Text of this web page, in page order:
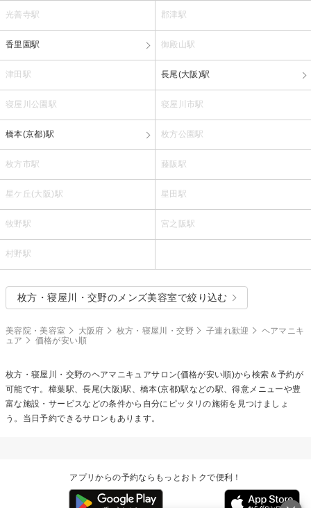
光善寺駅 郡津駅
香里園駅 御殿山駅
津田駅 長尾(大阪)駅
寝屋川公園駅 寝屋川市駅
橋本(京都)駅 枚方公園駅
枚方市駅 藤阪駅
星ケ丘(大阪)駅 星田駅
牧野駅 宮之阪駅
村野駅
枚方・寝屋川・交野のメンズ美容室で絞り込む
美容院・美容室 大阪府 枚方・寝屋川・交野 子連れ歓迎
ヘアマニキ
ュア
価格が安い順
枚方・寝屋川・交野のヘアマニキュアサロン(価格が安い順)から検索＆予約が
可能です。樟葉駅、長尾(大阪)駅、橋本(京都)駅などの駅、得意メニューや豊
富な施設・サービスなどの条件から自分にピッタリの施術を見つけましょ
う。当日予約できるサロンもあります。
アプリからの予約ならもっとおトクで便利！